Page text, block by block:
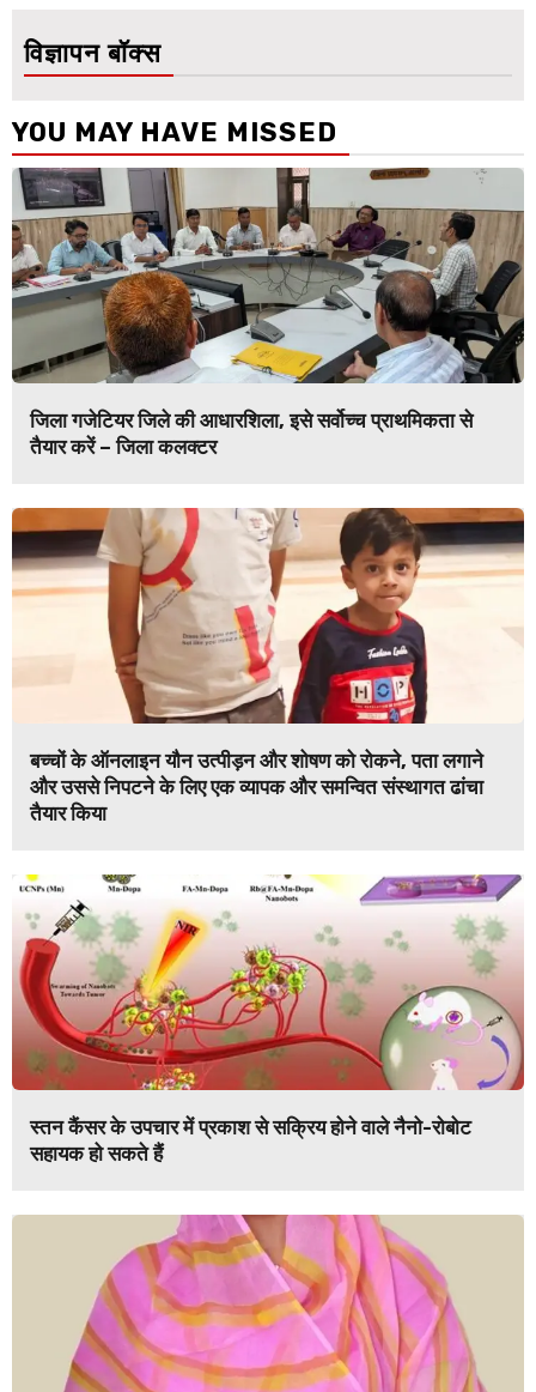
विज्ञापन बॉक्स
YOU MAY HAVE MISSED
जिला गजेटियर जिले की आधारशिला, इसे सर्वोच्च प्राथमिकता से
तैयार करें – जिला कलक्टर
बच्चों के ऑनलाइन यौन उत्पीड़न और शोषण को रोकने, पता लगाने
और उससे निपटने के लिए एक व्यापक और समन्वित संस्थागत ढांचा
तैयार किया
स्तन कैंसर के उपचार में प्रकाश से सक्रिय होने वाले नैनो-रोबोट
सहायक हो सकते हैं